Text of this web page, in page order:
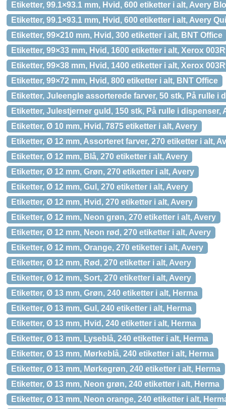
Etiketter, 99.1×93.1 mm, Hvid, 600 etiketter i alt, Avery
Etiketter, 99.1×93.1 mm, Hvid, 600 etiketter i alt, Avery
Etiketter, 99×210 mm, Hvid, 300 etiketter i alt, BNT Office
Etiketter, 99×33 mm, Hvid, 1600 etiketter i alt, Xerox
Etiketter, 99×38 mm, Hvid, 1400 etiketter i alt, Xerox
Etiketter, 99×72 mm, Hvid, 800 etiketter i alt, BNT Office
Etiketter, Juleengle assorterede farver, 50 stk, På rulle i
Etiketter, Julestjerner guld, 150 stk, På rulle i dispenser,
Etiketter, Ø 10 mm, Hvid, 7875 etiketter i alt, Avery
Etiketter, Ø 12 mm, Assorteret farver, 270 etiketter i alt,
Etiketter, Ø 12 mm, Blå, 270 etiketter i alt, Avery
Etiketter, Ø 12 mm, Grøn, 270 etiketter i alt, Avery
Etiketter, Ø 12 mm, Gul, 270 etiketter i alt, Avery
Etiketter, Ø 12 mm, Hvid, 270 etiketter i alt, Avery
Etiketter, Ø 12 mm, Neon grøn, 270 etiketter i alt, Avery
Etiketter, Ø 12 mm, Neon rød, 270 etiketter i alt, Avery
Etiketter, Ø 12 mm, Orange, 270 etiketter i alt, Avery
Etiketter, Ø 12 mm, Rød, 270 etiketter i alt, Avery
Etiketter, Ø 12 mm, Sort, 270 etiketter i alt, Avery
Etiketter, Ø 13 mm, Grøn, 240 etiketter i alt, Herma
Etiketter, Ø 13 mm, Gul, 240 etiketter i alt, Herma
Etiketter, Ø 13 mm, Hvid, 240 etiketter i alt, Herma
Etiketter, Ø 13 mm, Lyseblå, 240 etiketter i alt, Herma
Etiketter, Ø 13 mm, Mørkeblå, 240 etiketter i alt, Herma
Etiketter, Ø 13 mm, Mørkegrøn, 240 etiketter i alt, Herma
Etiketter, Ø 13 mm, Neon grøn, 240 etiketter i alt, Herma
Etiketter, Ø 13 mm, Neon orange, 240 etiketter i alt,